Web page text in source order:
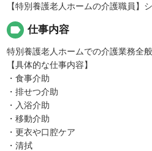
【特別養護老人ホームの介護職員】
label 仕事内容
特別養護老人ホームでの介護業務全般
【具体的な仕事内容】
・食事介助
・排せつ介助
・入浴介助
・移動介助
・更衣や口腔ケア
・清拭